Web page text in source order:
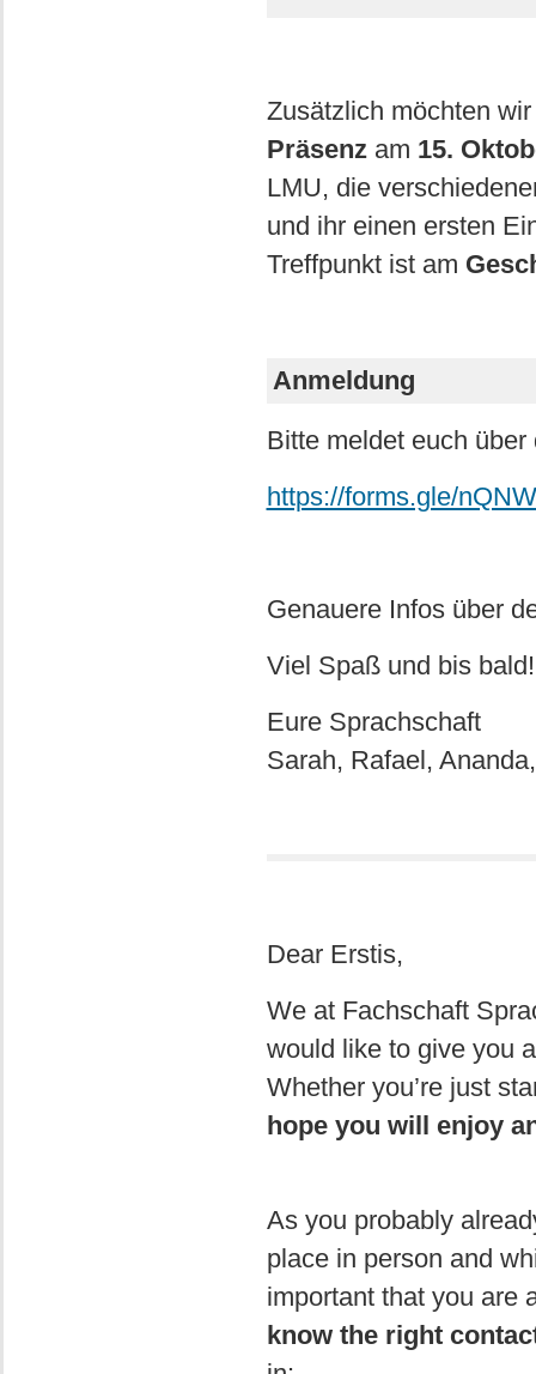
Zusätzlich möchten
Präsenzam 15.
LMU, die
und ihr einen ersten
Treffpunkt ist am
Anmeldung
Bitte meldet euch
https://forms.gle/
Genauere Infos über
Viel Spaß und bis bald!
Eure Sprachschaft
Sarah, Rafael,
Dear Erstis,
We at Fachschaft
would like to give you
Whether you’re just
hope you will enjoy
As you probably
place in person and
important that you are
know the right